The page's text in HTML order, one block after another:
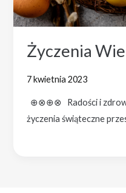
Życzenia
7 kwietnia 2023
⊕⊗⊕⊗ Radości i
życzenia świąteczne